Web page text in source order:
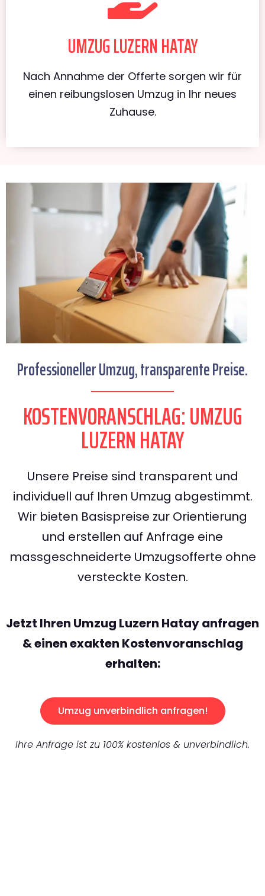
UMZUG LUZERN HATAY
Nach Annahme der Offerte sorgen wir für
einen reibungslosen Umzug in Ihr neues
Zuhause.
Professioneller Umzug, transparente Preise.
KOSTENVORANSCHLAG: UMZUG
LUZERN HATAY
Unsere Preise sind transparent und
individuell auf Ihren Umzug abgestimmt.
Wir bieten Basispreise zur Orientierung
und erstellen auf Anfrage eine
massgeschneiderte Umzugsofferte ohne
versteckte Kosten.
Jetzt Ihren Umzug Luzern Hatay anfragen
& einen exakten Kostenvoranschlag
erhalten:
Umzug unverbindlich anfragen!
Ihre Anfrage ist zu 100% kostenlos & unverbindlich.